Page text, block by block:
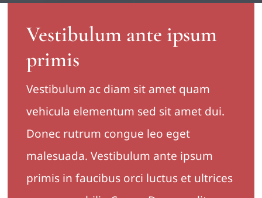
ORDER SUPPLIES
Vestibulum ante ipsum
primis
Vestibulum ac diam sit amet quam
vehicula elementum sed sit amet dui.
Donec rutrum congue leo eget
malesuada. Vestibulum ante ipsum
primis in faucibus orci luctus et ultrices